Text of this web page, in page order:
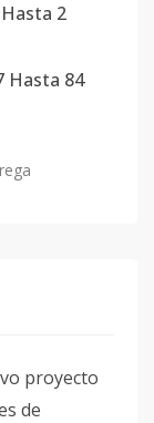
Hasta 2
Hasta 84
proyecto
de